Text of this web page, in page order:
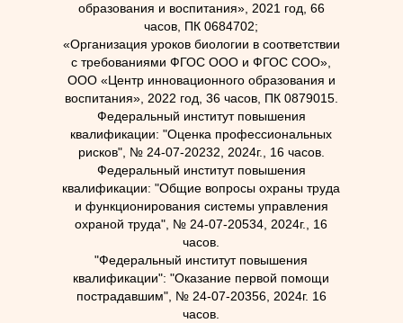
образования и воспитания», 2021 год, 66
часов, ПК 0684702;
«Организация уроков биологии в соответствии
с требованиями ФГОС ООО и ФГОС СОО»,
ООО «Центр инновационного образования и
воспитания», 2022 год, 36 часов, ПК 0879015.
Федеральный институт повышения
квалификации: "Оценка профессиональных
рисков", № 24-07-20232, 2024г., 16 часов.
Федеральный институт повышения
квалификации: "Общие вопросы охраны труда
и функционирования системы управления
охраной труда", № 24-07-20534, 2024г., 16
часов.
"Федеральный институт повышения
квалификации": "Оказание первой помощи
пострадавшим", № 24-07-20356, 2024г. 16
часов.